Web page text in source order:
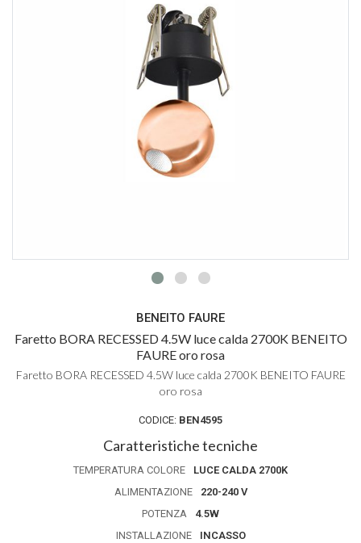
BENEITO FAURE
Faretto BORA RECESSED 4.5W luce calda 2700K BENEITO
FAURE oro rosa
Faretto BORA RECESSED 4.5W luce calda 2700K BENEITO FAURE
oro rosa
CODICE: BEN4595
Caratteristiche tecniche
TEMPERATURA COLORE
LUCE CALDA 2700K
ALIMENTAZIONE
220-240 V
POTENZA
4.5W
INSTALLAZIONE
INCASSO